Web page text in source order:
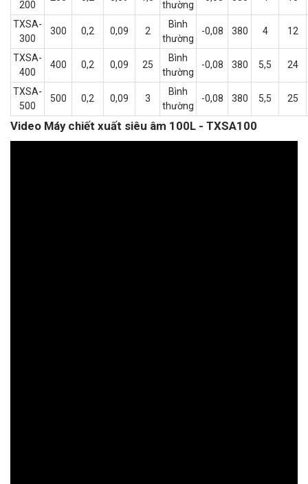
200 thường
TXSA-
300
300 0,2 0,09 2
Bình
thường
-0,08 380 4 12
TXSA-
400
400 0,2 0,09 25
Bình
thường
-0,08 380 5,5 24
TXSA-
500
500 0,2 0,09 3
Bình
thường
-0,08 380 5,5 25
Video Máy chiết xuất siêu âm 100L - TXSA100